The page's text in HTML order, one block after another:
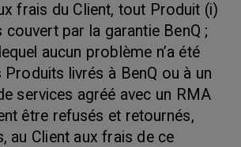
frais du Client, tout Produit (i)
couvert par la garantie BenQ ;
aucun problème n’a été
Produits livrés à BenQ ou à un
services agréé avec un RMA
être refusés et retournés,
au Client aux frais de ce